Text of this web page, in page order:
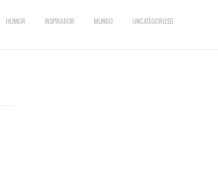
HUMOR INSPIRADOR MUNDO UNCATEGORIZED